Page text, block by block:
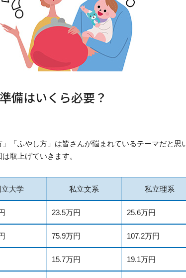
備はいくら必要？
「ふやし方」は皆さんが悩まれているテーマだと思
取上げていきます。
立大学 私立文系 私立理系
23.5万円 25.6万円
75.9万円 107.2万円
15.7万円 19.1万円